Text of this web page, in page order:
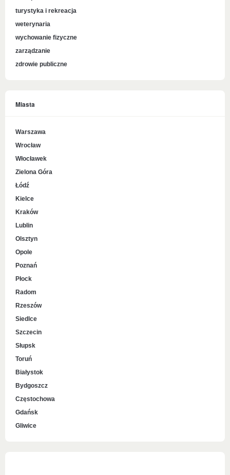
turystyka i rekreacja
weterynaria
wychowanie fizyczne
zarządzanie
zdrowie publiczne
Miasta
Warszawa
Wrocław
Włocławek
Zielona Góra
Łódź
Kielce
Kraków
Lublin
Olsztyn
Opole
Poznań
Płock
Radom
Rzeszów
Siedlce
Szczecin
Słupsk
Toruń
Białystok
Bydgoszcz
Częstochowa
Gdańsk
Gliwice